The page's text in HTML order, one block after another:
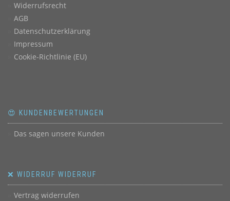
Widerrufsrecht
AGB
Datenschutzerklärung
Impressum
Cookie-Richtlinie (EU)
😍 KUNDENBEWERTUNGEN
Das sagen unsere Kunden
❌ WIDERRUF WIDERRUF
Vertrag widerrufen